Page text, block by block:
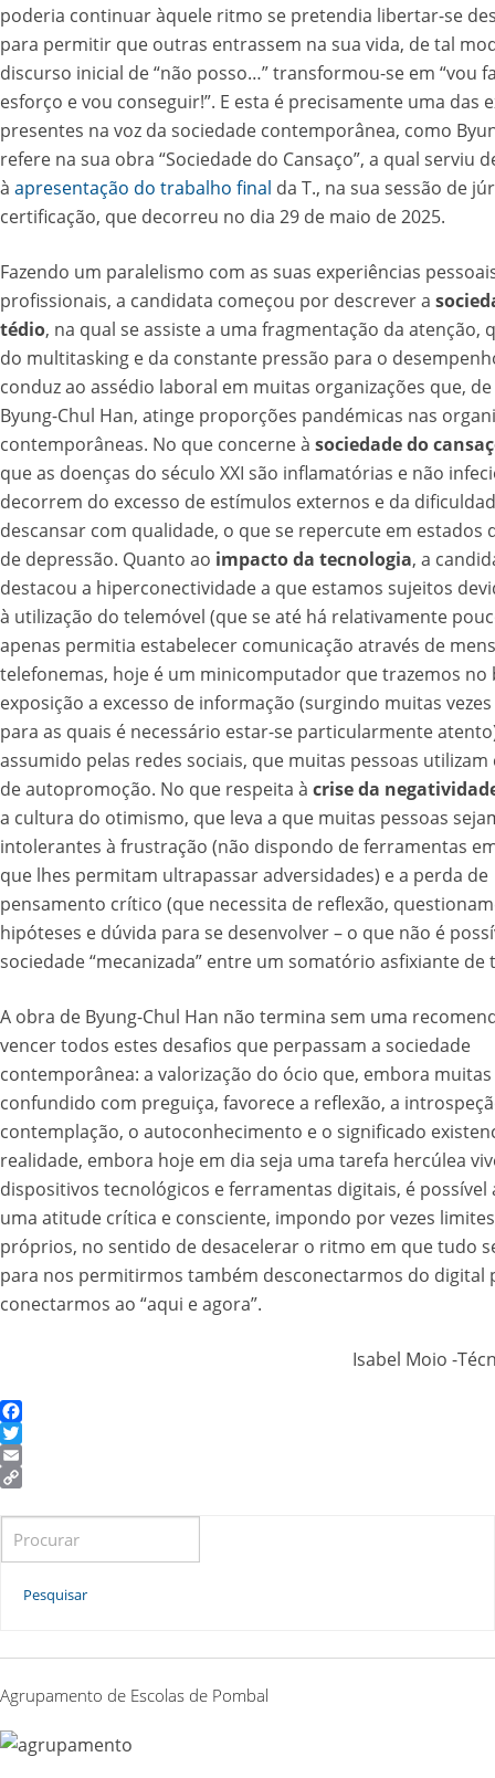
poderia continuar àquele ritmo se pretendia libertar-se
para permitir que outras entrassem na sua vida, de tal
discurso inicial de “não posso…” transformou-se em “vou
esforço e vou conseguir!”. E esta é precisamente uma das
presentes na voz da sociedade contemporânea, como
refere na sua obra “Sociedade do Cansaço”, a qual serviu
à apresentação do trabalho final da T., na sua sessão de
certificação, que decorreu no dia 29 de maio de 2025.
Fazendo um paralelismo com as suas experiências
profissionais, a candidata começou por descrever a
tédio, na qual se assiste a uma fragmentação da atenção,
do multitasking e da constante pressão para o
conduz ao assédio laboral em muitas organizações que,
Byung-Chul Han, atinge proporções pandémicas nas
contemporâneas. No que concerne à sociedade do
que as doenças do século XXI são inflamatórias e não
decorrem do excesso de estímulos externos e da
descansar com qualidade, o que se repercute em estados
de depressão. Quanto ao impacto da tecnologia, a
destacou a hiperconectividade a que estamos sujeitos
à utilização do telemóvel (que se até há relativamente
apenas permitia estabelecer comunicação através de
telefonemas, hoje é um minicomputador que trazemos no
exposição a excesso de informação (surgindo muitas vezes
para as quais é necessário estar-se particularmente
assumido pelas redes sociais, que muitas pessoas
de autopromoção. No que respeita à crise da
a cultura do otimismo, que leva a que muitas pessoas
intolerantes à frustração (não dispondo de ferramentas
que lhes permitam ultrapassar adversidades) e a perda de
pensamento crítico (que necessita de reflexão,
hipóteses e dúvida para se desenvolver – o que não é
sociedade “mecanizada” entre um somatório asfixiante de
A obra de Byung-Chul Han não termina sem uma
vencer todos estes desafios que perpassam a sociedade
contemporânea: a valorização do ócio que, embora muitas
confundido com preguiça, favorece a reflexão, a
contemplação, o autoconhecimento e o significado
realidade, embora hoje em dia seja uma tarefa hercúlea
dispositivos tecnológicos e ferramentas digitais, é possível
uma atitude crítica e consciente, impondo por vezes
próprios, no sentido de desacelerar o ritmo em que tudo
para nos permitirmos também desconectarmos do digital
conectarmos ao “aqui e agora”.
Isabel Moio -
Facebook
Twitter
Email
Link
Search for:
Pesquisar
Agrupamento de Escolas de Pombal